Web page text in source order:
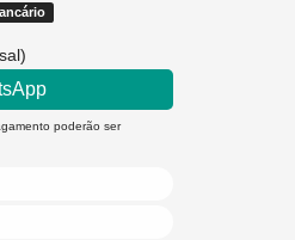
poderão ser